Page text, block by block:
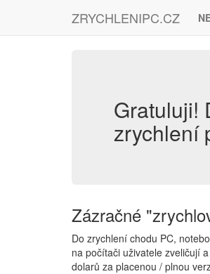
ZRYCHLENIPC.CZ
Gratuluji!
zrychlení
Zázračné
Do zrychlení chodu PC,
na počítači uživatele zveličují
dolarů za placenou / plnou